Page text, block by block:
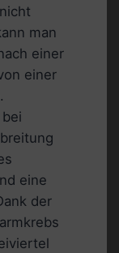
man
einer
einer
eine
der